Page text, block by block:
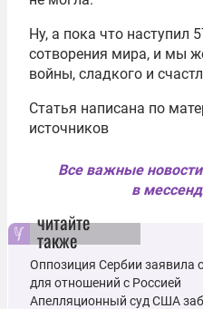
Ну, а пока что наступил
сотворения мира, и мы
войны, сладкого и
Статья написана по
источников
Все важные
в
читайте
также
Оппозиция Сербии заявила
для отношений с Россией
Апелляционный суд США